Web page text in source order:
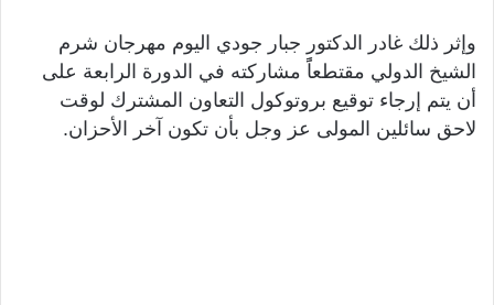
وإثر ذلك غادر الدكتور جبار جودي اليوم مهرجان شرم
الشيخ الدولي مقتطعاًً مشاركته في الدورة الرابعة على
أن يتم إرجاء توقيع بروتوكول التعاون المشترك لوقت
لاحق سائلين المولى عز وجل بأن تكون آخر الأحزان.